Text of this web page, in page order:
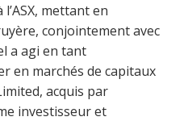
mettant en
conjointement avec
a agi en tant
en marchés de capitaux
acquis par
investisseur et